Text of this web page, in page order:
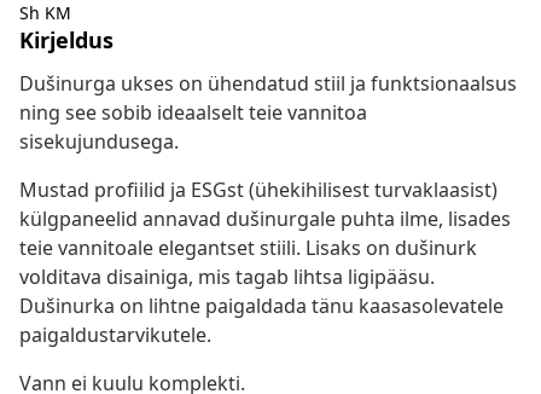
Sh KM
Kirjeldus
Dušinurga ukses on ühendatud stiil ja funktsionaalsus
ning see sobib ideaalselt teie vannitoa
sisekujundusega.
Mustad profiilid ja ESGst (ühekihilisest turvaklaasist)
külgpaneelid annavad dušinurgale puhta ilme, lisades
teie vannitoale elegantset stiili. Lisaks on dušinurk
volditava disainiga, mis tagab lihtsa ligipääsu.
Dušinurka on lihtne paigaldada tänu kaasasolevatele
paigaldustarvikutele.
Vann ei kuulu komplekti.